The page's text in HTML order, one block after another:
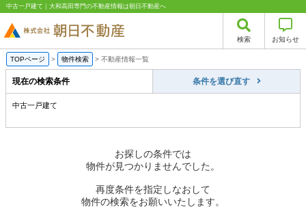
中古一戸建て｜大和高田専門の不動産情報は朝日不動産へ
検索 お知らせ
TOPページ > 物件検索 > 不動産情報一覧
現在の検索条件 条件を選び直す
中古一戸建て
お探しの条件では
物件が見つかりませんでした。
再度条件を指定しなおして
物件の検索をお願いいたします。